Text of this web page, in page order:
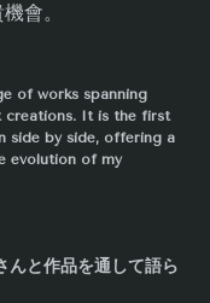
會。
of works spanning
creations. It is the first
side by side, offering a
evolution of my
んと作品を通して語ら